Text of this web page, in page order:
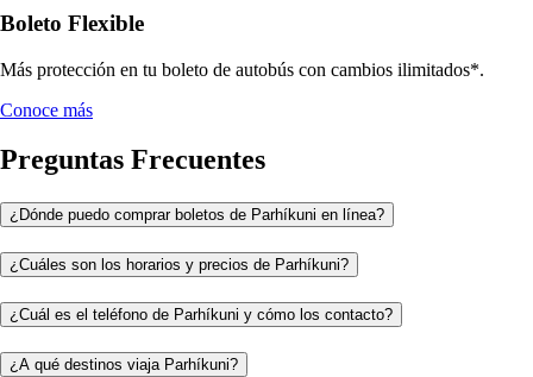
Boleto Flexible
Más protección en tu boleto de autobús con cambios ilimitados*.
Conoce más
Preguntas Frecuentes
¿Dónde puedo comprar boletos de Parhíkuni en línea?
¿Cuáles son los horarios y precios de Parhíkuni?
¿Cuál es el teléfono de Parhíkuni y cómo los contacto?
¿A qué destinos viaja Parhíkuni?